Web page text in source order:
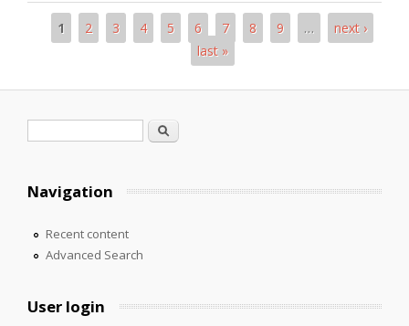
Pages
1 2 3 4 5 6 7 8 9 …
next ›
last »
Search
Navigation
Recent content
Advanced Search
User login